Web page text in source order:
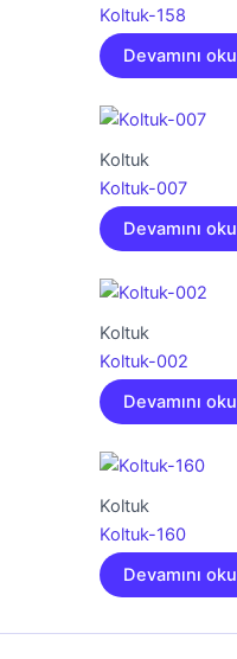
Koltuk-158
Devamını oku
Koltuk
Koltuk-007
Devamını oku
Koltuk
Koltuk-002
Devamını oku
Koltuk
Koltuk-160
Devamını oku